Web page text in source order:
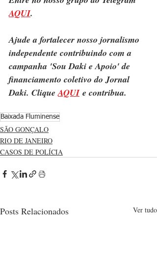
AQUI.
Ajude a fortalecer nosso jornalismo
independente contribuindo com a
campanha 'Sou Daki e Apoio' de
financiamento coletivo do Jornal
Daki. Clique AQUI e contribua.
Baixada Fluminense
SÃO GONÇALO
RIO DE JANEIRO
CASOS DE POLÍCIA
Posts Relacionados Ver tudo